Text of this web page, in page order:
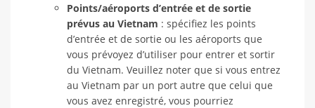
Points/aéroports d’entrée et de sortie
prévus au Vietnam : spécifiez les points
d’entrée et de sortie ou les aéroports que
vous prévoyez d’utiliser pour entrer et sortir
du Vietnam. Veuillez noter que si vous entrez
au Vietnam par un port autre que celui que
vous avez enregistré, vous pourriez